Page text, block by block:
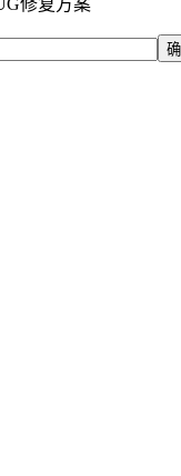
修复方案